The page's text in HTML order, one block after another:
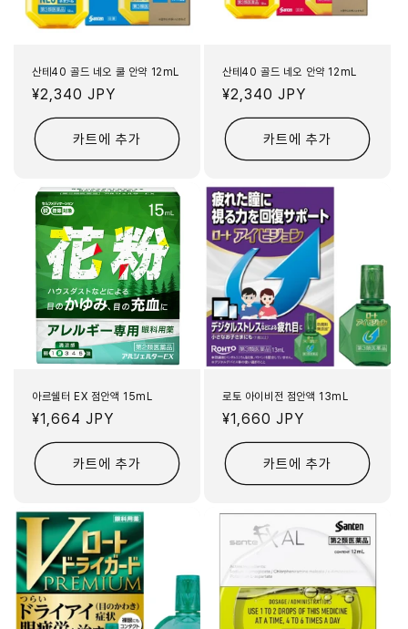
산테40 골드 네오 쿨 안약 12mL
정
가
¥2,340 JPY
카트에 추가
산테40 골드 네오 안약 12mL
정
가
¥2,340 JPY
카트에 추가
아르쉘터 EX 점안액 15mL
정
가
¥1,664 JPY
카트에 추가
로토 아이비전 점안액 13mL
정
가
¥1,660 JPY
카트에 추가